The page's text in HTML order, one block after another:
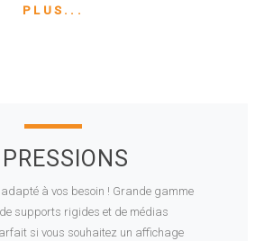
PLUS...
à vos besoin ! Grande gamme
supports rigides et de médias
si vous souhaitez un affichage